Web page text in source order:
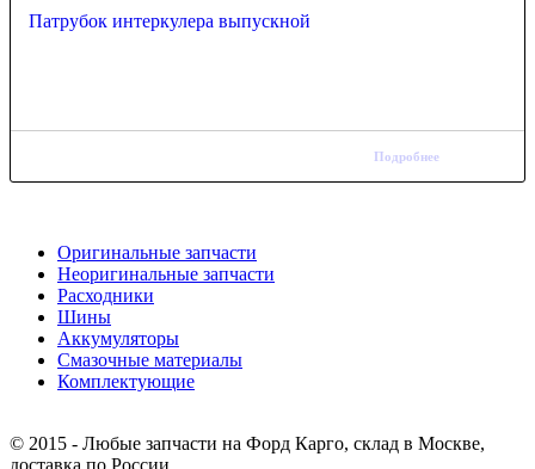
Патрубок интеркулера выпускной
Подробнее
Оригинальные запчасти
Неоригинальные запчасти
Расходники
Шины
Аккумуляторы
Смазочные материалы
Комплектующие
© 2015 - Любые запчасти на Форд Карго, склад в Москве,